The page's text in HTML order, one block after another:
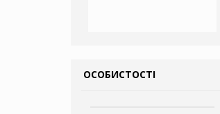
ОСОБИСТОСТІ